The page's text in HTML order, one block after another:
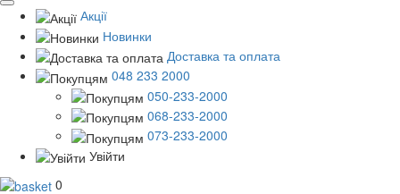
Акції
Новинки
Доставка та оплата
048 233 2000
050-233-2000
068-233-2000
073-233-2000
Увійти
0